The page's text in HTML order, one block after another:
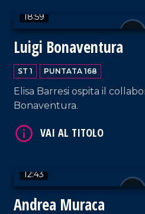
18:59
Luigi Bonaventura
ST 1 PUNTATA 168
Elisa Barresi ospita il
Bonaventura.
12:43
Andrea Muraca
VAI AL TITOLO
VAI AL TITOLO